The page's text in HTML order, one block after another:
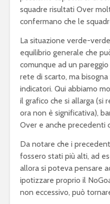
squadre risultati Over
confermano che le
La situazione verde-
equilibrio generale che
comunque ad un
rete di scarto, ma
indicatori. Qui abbiamo
il grafico che si allarga (si
ora non è significativa),
Over e anche precedenti
Da notare che i
fossero stati più alti, ad
allora si poteva pensare
ipotizzare proprio il
non eccessivo, può